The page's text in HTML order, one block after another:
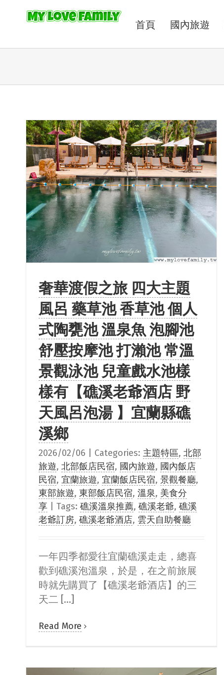
首頁 國內旅遊
奢華渡假之旅 四大主題
風呂 藥草池 香草池 個人
式陶甕池 溫泉魚 泡腳池
舒壓按摩池 打瀨池 常溫
景觀泳池 兒童戲水池樣
樣有【礁溪老爺酒店 野
天風呂泡湯 】宜蘭縣礁
溪鄉
2026/02/06 Categories: 主題特區, 北部
旅遊, 北部飯店民宿, 國內旅遊, 國內飯店
民宿, 宜蘭旅遊, 宜蘭飯店民宿, 景觀餐廳,
東部旅遊, 東部飯店民宿, 溫泉, 美食分
享
Tags: 礁溪溫泉推薦, 礁溪老爺, 礁溪
老爺訂房, 礁溪老爺酒店, 雲天自助餐廳
一年四季都愛往宜蘭礁溪走走，總喜
歡到礁溪泡溫泉，於是，在之前旅展
時就先購買了【礁溪老爺酒店】的三
天二 [...]
Read More